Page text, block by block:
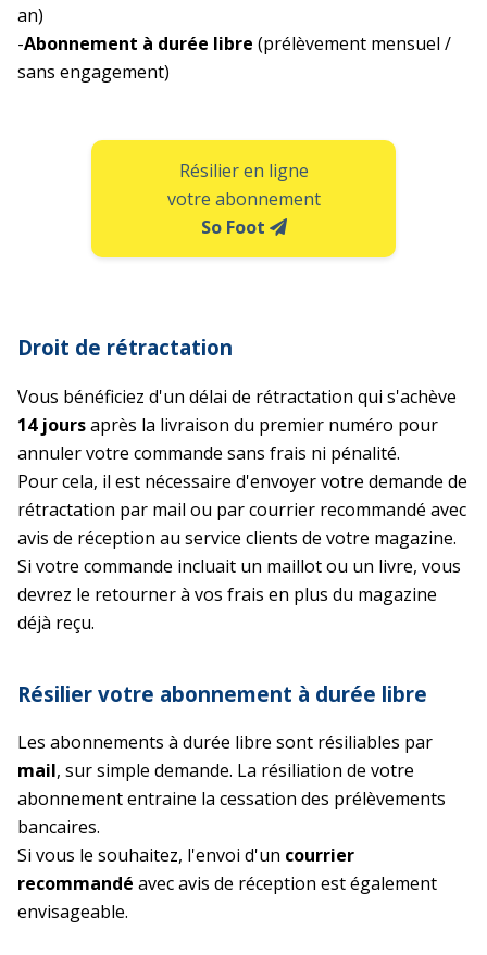
an)
-Abonnement à durée libre (prélèvement mensuel /
sans engagement)
Résilier en ligne
votre abonnement
So Foot
Droit de rétractation
Vous bénéficiez d'un délai de rétractation qui s'achève
14 joursaprès la livraison du premier numéro pour
annuler votre commande sans frais ni pénalité.
Pour cela, il est nécessaire d'envoyer votre demande de
rétractation par mail ou par courrier recommandé avec
avis de réception au service clients de votre magazine.
Si votre commande incluait un maillot ou un livre, vous
devrez le retourner à vos frais en plus du magazine
déjà reçu.
Résilier votre abonnement à durée libre
Les abonnements à durée libre sont résiliables par
mail, sur simple demande. La résiliation de votre
abonnement entraine la cessation des prélèvements
bancaires.
Si vous le souhaitez, l'envoi d'un courrier
recommandé avec avis de réception est également
envisageable.